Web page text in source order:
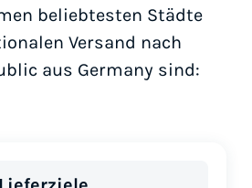
beliebtesten Städte
Versand nach
aus Germany sind: